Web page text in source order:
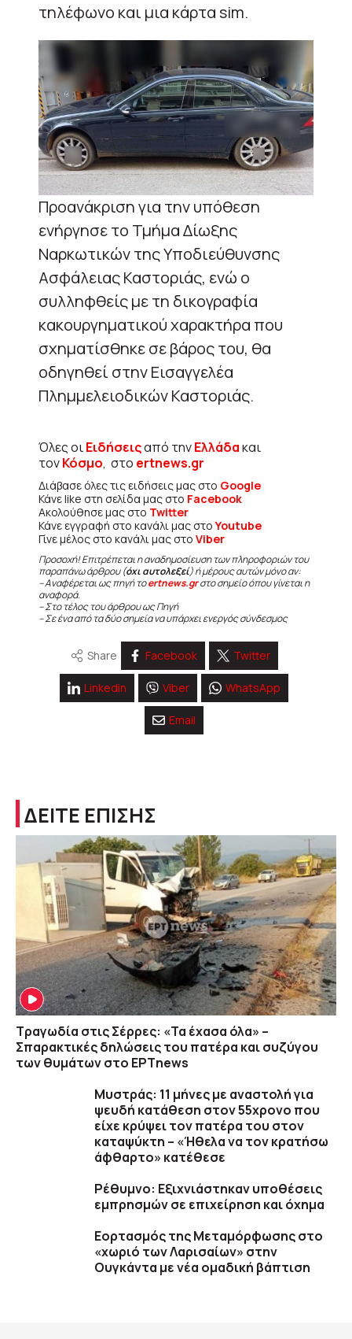
τηλέφωνο και μια κάρτα sim.
Προανάκριση για την υπόθεση
ενήργησε το Τμήμα Δίωξης
Ναρκωτικών της Υποδιεύθυνσης
Ασφάλειας Καστοριάς, ενώ ο
συλληφθείς με τη δικογραφία
κακουργηματικού χαρακτήρα που
σχηματίσθηκε σε βάρος του, θα
οδηγηθεί στην Εισαγγελέα
Πλημμελειοδικών Καστοριάς.
Όλες οιΕιδήσειςαπό τηνΕλλάδακαι
τονΚόσμο, στο ertnews.gr
Διάβασε όλες τις ειδήσεις μας στο Google
Κάνε like στη σελίδα μας στο Facebook
Ακολούθησε μας στο Twitter
Κάνε εγγραφή στο κανάλι μας στοYoutube
Γίνε μέλος στο κανάλι μας στο Viber
Προσοχή! Επιτρέπεται η αναδημοσίευση των πληροφοριών του
παραπάνω άρθρου (όχι αυτολεξεί) ή μέρους αυτών μόνο αν:
– Αναφέρεται ως πηγή τοertnews.grστο σημείο όπου γίνεται η
αναφορά.
– Στο τέλος του άρθρου ως Πηγή
– Σε ένα από τα δύο σημεία να υπάρχει ενεργός σύνδεσμος
Share Facebook Twitter
Linkedin Viber WhatsApp
Email
ΔΕΙΤΕ ΕΠΙΣΗΣ
Τραγωδία στις Σέρρες: «Τα έχασα όλα» –
Σπαρακτικές δηλώσεις του πατέρα και συζύγου
των θυμάτων στο ΕΡΤnews
Μυστράς: 11 μήνες με αναστολή για
ψευδή κατάθεση στον 55χρονο που
είχε κρύψει τον πατέρα του στον
καταψύκτη – «Ήθελα να τον κρατήσω
άφθαρτο» κατέθεσε
Ρέθυμνο: Εξιχνιάστηκαν υποθέσεις
εμπρησμών σε επιχείρηση και όχημα
Εορτασμός της Μεταμόρφωσης στο
«χωριό των Λαρισαίων» στην
Ουγκάντα με νέα ομαδική βάπτιση